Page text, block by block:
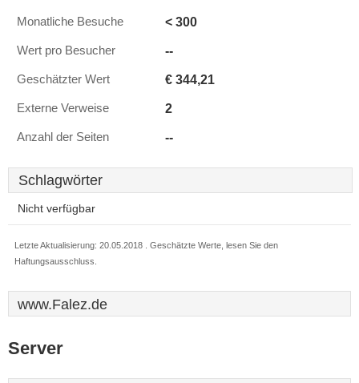
Monatliche Besuche < 300
Wert pro Besucher --
Geschätzter Wert € 344,21
Externe Verweise 2
Anzahl der Seiten --
Schlagwörter
Nicht verfügbar
Letzte Aktualisierung: 20.05.2018 . Geschätzte Werte, lesen Sie den
Haftungsausschluss.
www.Falez.de
Server